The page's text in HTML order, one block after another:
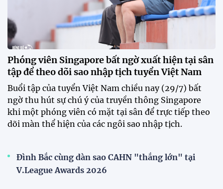
Phóng viên Singapore bất ngờ xuất hiện tại sân
tập để theo dõi sao nhập tịch tuyển Việt Nam
Buổi tập của tuyển Việt Nam chiều nay (29/7) bất
ngờ thu hút sự chú ý của truyền thông Singapore
khi một phóng viên có mặt tại sân để trực tiếp theo
dõi màn thể hiện của các ngôi sao nhập tịch.
Đình Bắc cùng dàn sao CAHN "thắng lớn" tại
V.League Awards 2026